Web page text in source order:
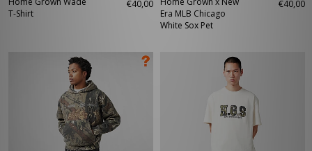
T-Shirt
€40,00
Era MLB Chicago
White Sox Pet
€40,00